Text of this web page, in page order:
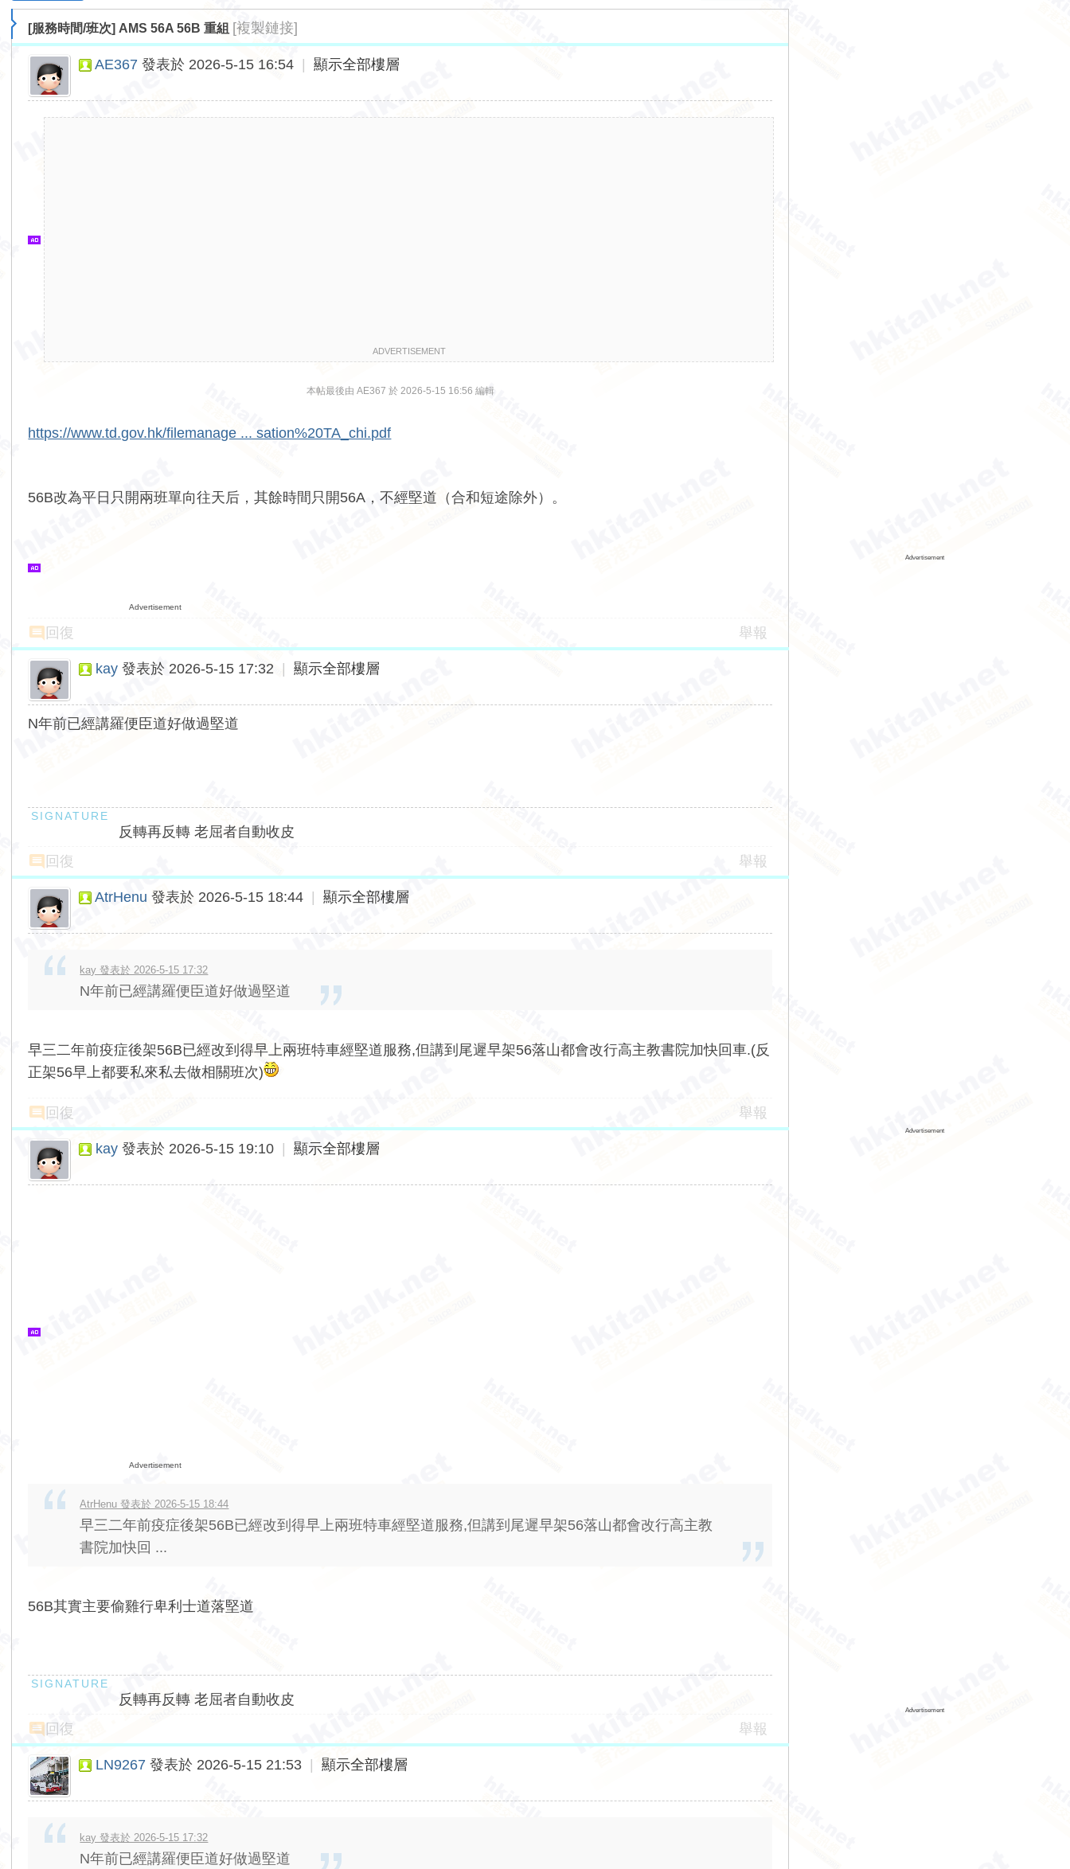
lk.
[服務時間/班次] AMS 56A 56B 重組 [複製鏈接]
AE367 發表於 2026-5-15 16:54 顯示全部樓層
ADVERTISEMENT
本帖最後由 AE367 於 2026-5-15 16:56 編輯
https://www.td.gov.hk/filemanage ... sation%20TA_chi.pdf
56B改為平日只開兩班單向往天后，其餘時間只開56A，不經堅道（合和短途除外）。
Advertisement
回復 舉報
kay 發表於 2026-5-15 17:32 顯示全部樓層
N年前已經講羅便臣道好做過堅道
反轉再反轉 老屈者自動收皮
回復
舉報
AtrHenu 發表於 2026-5-15 18:44 顯示全部樓層
kay 發表於 2026-5-15 17:32
N年前已經講羅便臣道好做過堅道
早三二年前疫症後架56B已經改到得早上兩班特車經堅道服務,但講到尾遲早架56落山都會改行高主教書院加快回車.(反
正架56早上都要私來私去做相關班次)
回復 舉報
kay 發表於 2026-5-15 19:10 顯示全部樓層
Advertisement
AtrHenu 發表於 2026-5-15 18:44
早三二年前疫症後架56B已經改到得早上兩班特車經堅道服務,但講到尾遲早架56落山都會改行高主教
書院加快回 ...
56B其實主要偷雞行卑利士道落堅道
反轉再反轉 老屈者自動收皮
回復
舉報
LN9267 發表於 2026-5-15 21:53 顯示全部樓層
kay 發表於 2026-5-15 17:32
N年前已經講羅便臣道好做過堅道
Advertisement
Advertisement
Advertisement